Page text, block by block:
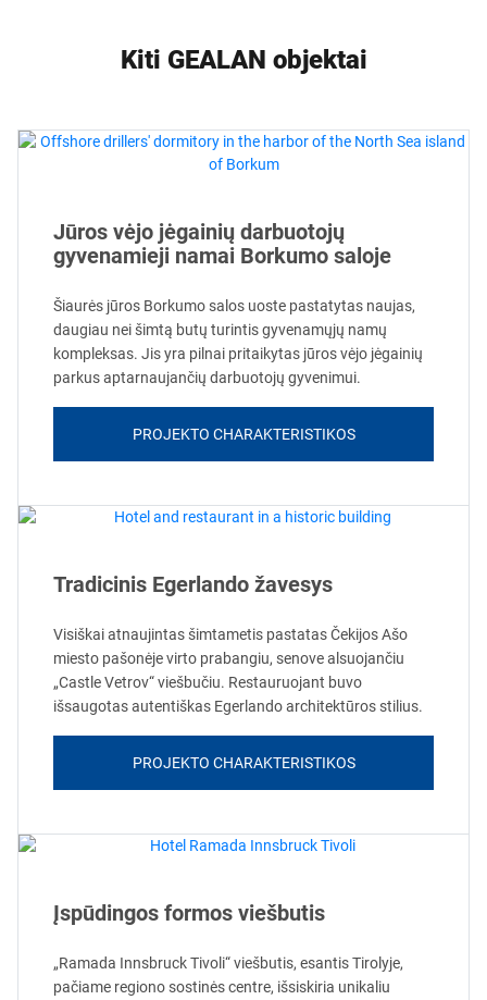
Kiti GEALAN objektai
Jūros vėjo jėgainių darbuotojų
gyvenamieji namai Borkumo saloje
Šiaurės jūros Borkumo salos uoste pastatytas naujas,
daugiau nei šimtą butų turintis gyvenamųjų namų
kompleksas. Jis yra pilnai pritaikytas jūros vėjo jėgainių
parkus aptarnaujančių darbuotojų gyvenimui.
PROJEKTO CHARAKTERISTIKOS
Tradicinis Egerlando žavesys
Visiškai atnaujintas šimtametis pastatas Čekijos Ašo
miesto pašonėje virto prabangiu, senove alsuojančiu
„Castle Vetrov“ viešbučiu. Restauruojant buvo
išsaugotas autentiškas Egerlando architektūros stilius.
PROJEKTO CHARAKTERISTIKOS
Įspūdingos formos viešbutis
„Ramada Innsbruck Tivoli“ viešbutis, esantis Tirolyje,
pačiame regiono sostinės centre, išsiskiria unikaliu